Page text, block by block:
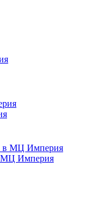
МЦ Империя